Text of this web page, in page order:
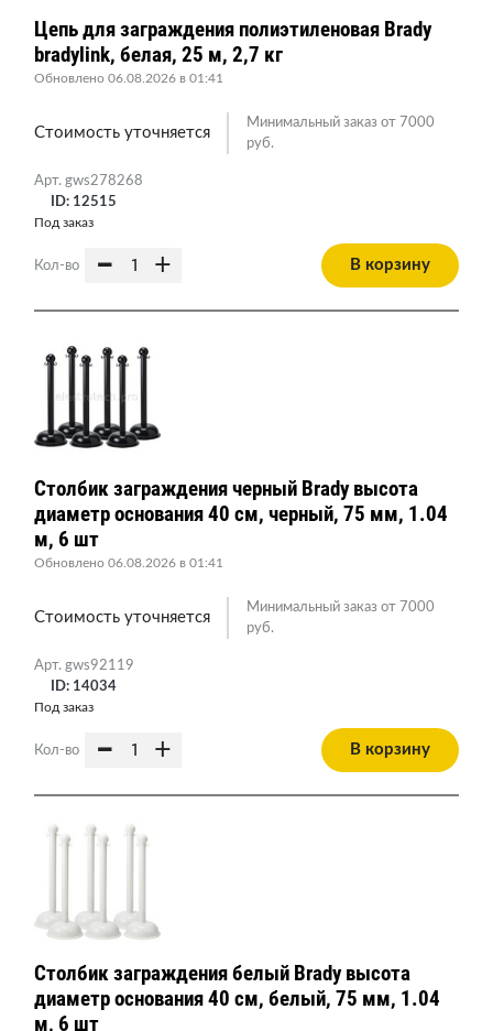
Арт. gws278268
ID: 12515
Цепь для заграждения полиэтиленовая Brady
bradylink, белая, 25 м, 2,7 кг
Обновлено 06.08.2026 в 01:41
Стоимость уточняется
Минимальный заказ от 7000
руб.
Под заказ
Кол-во - + В корзину
Арт. gws92119
ID: 14034
Столбик заграждения черный Brady высота
диаметр основания 40 см, черный, 75 мм, 1.04
м, 6 шт
Обновлено 06.08.2026 в 01:41
Стоимость уточняется
Минимальный заказ от 7000
руб.
Под заказ
Кол-во - + В корзину
Столбик заграждения белый Brady высота
диаметр основания 40 см, белый, 75 мм, 1.04
м, 6 шт